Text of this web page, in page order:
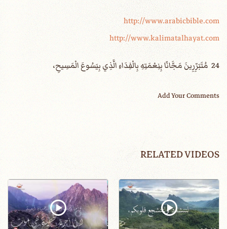
http://www.arabicbible.com
http://www.kalimatalhayat.com
24 مُتَبَرِّرِينَ مَجَّانًا بِنِعْمَتِهِ بِالْفِدَاءِ الَّذِي بِيَسُوعَ الْمَسِيحِ،
Add Your Comments
RELATED VIDEOS